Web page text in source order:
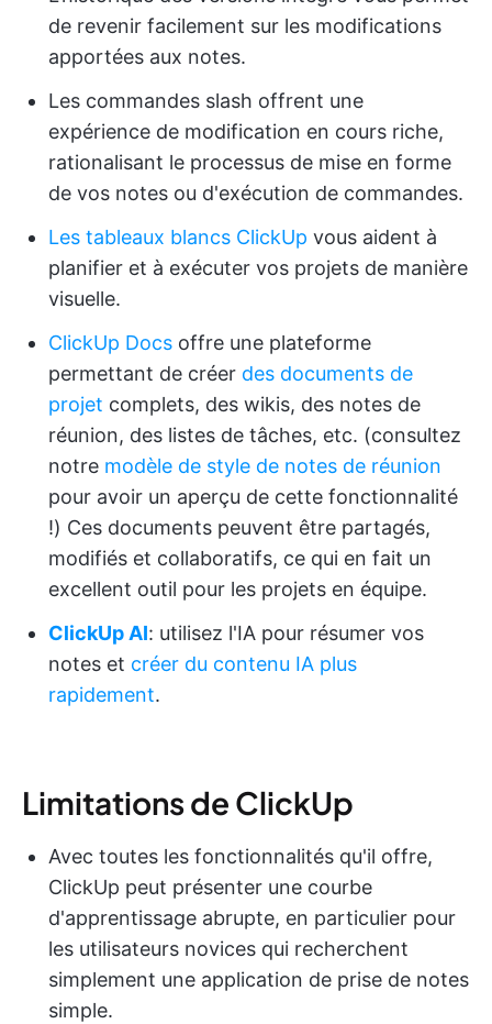
de revenir facilement sur les modifications
apportées aux notes.
Les commandes slash offrent une
expérience de modification en cours riche,
rationalisant le processus de mise en forme
de vos notes ou d'exécution de commandes.
Les tableaux blancs ClickUp vous aident à
planifier et à exécuter vos projets de manière
visuelle.
ClickUp Docs offre une plateforme
permettant de créer des documents de
projet complets, des wikis, des notes de
réunion, des listes de tâches, etc. (consultez
notre modèle de style de notes de réunion
pour avoir un aperçu de cette fonctionnalité
!) Ces documents peuvent être partagés,
modifiés et collaboratifs, ce qui en fait un
excellent outil pour les projets en équipe.
ClickUp AI: utilisez l'IA pour résumer vos
notes et créer du contenu IA plus
rapidement.
Limitations de ClickUp
Avec toutes les fonctionnalités qu'il offre,
ClickUp peut présenter une courbe
d'apprentissage abrupte, en particulier pour
les utilisateurs novices qui recherchent
simplement une application de prise de notes
simple.